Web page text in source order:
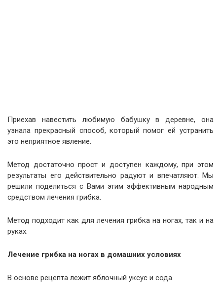
Приехав навестить любимую бабушку в деревне, она
узнала прекрасный способ, который помог ей устранить
это неприятное явление.
Метод достаточно прост и доступен каждому, при этом
результаты его действительно радуют и впечатляют. Мы
решили поделиться с Вами этим эффективным народным
средством лечения грибка.
Метод подходит как для лечения грибка на ногах, так и на
руках.
Лечение грибка на ногах в домашних условиях
В основе рецепта лежит яблочный уксус и сода.